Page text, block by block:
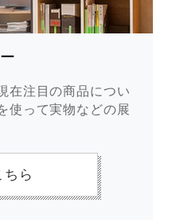
在注目の商品につい
使って実物などの展
ちら